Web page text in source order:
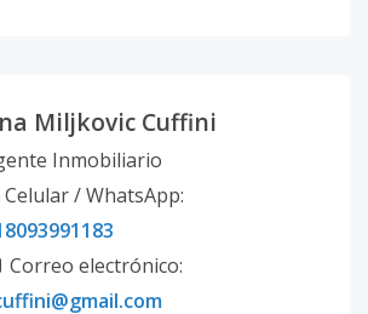
Miljkovic Cuffini
Inmobiliario
Celular / WhatsApp:
Correo electrónico: